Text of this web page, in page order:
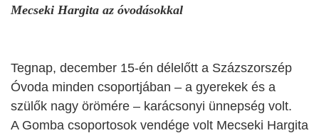
Mecseki Hargita az óvodásokkal
Tegnap, december 15-én délelőtt a Százszorszép
Óvoda minden csoportjában – a gyerekek és a
szülők nagy örömére – karácsonyi ünnepség volt.
A Gomba csoportosok vendége volt Mecseki Hargita